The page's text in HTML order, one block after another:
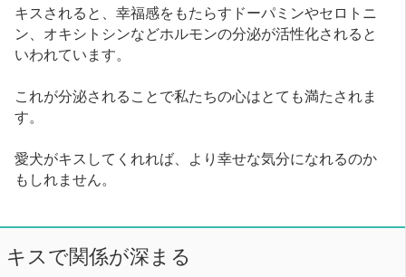
キスされると、幸福感をもたらすドーパミンやセロトニ
ン、オキシトシンなどホルモンの分泌が活性化されると
いわれています。
これが分泌されることで私たちの心はとても満たされま
す。
愛犬がキスしてくれれば、より幸せな気分になれるのか
もしれません。
キスで関係が深まる